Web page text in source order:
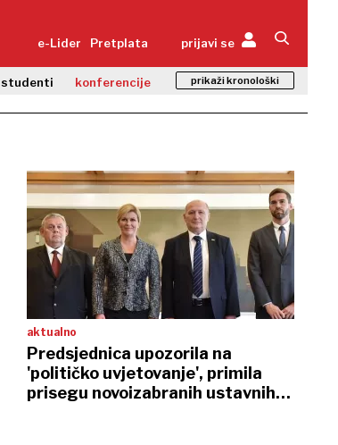
e-Lider Pretplata prijavi se
studenti konferencije prikaži kronološki
aktualno
Predsjednica upozorila na
'političko uvjetovanje', primila
prisegu novoizabranih ustavnih